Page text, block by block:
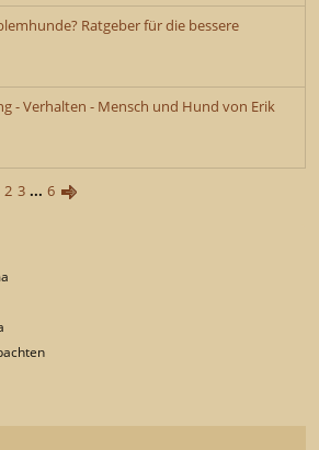
Ratgeber für die bessere
- Verhalten - Mensch und Hund von Erik
2 3 ... 6